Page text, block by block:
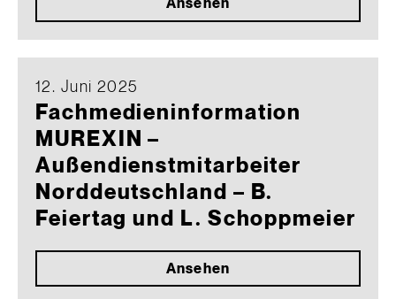
Ansehen
12. Juni 2025
Fachmedieninformation
MUREXIN –
Außendienstmitarbeiter
Norddeutschland – B.
Feiertag und L. Schoppmeier
Ansehen